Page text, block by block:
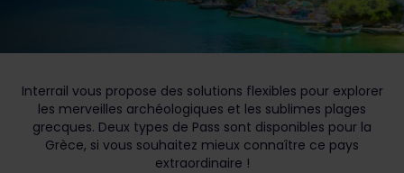
Interrail vous propose des solutions flexibles pour explorer
les merveilles archéologiques et les sublimes plages
grecques. Deux types de Pass sont disponibles pour la
Grèce, si vous souhaitez mieux connaître ce pays
extraordinaire !